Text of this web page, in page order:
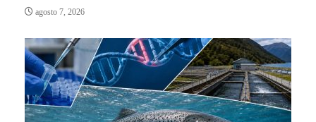
agosto 7, 2026